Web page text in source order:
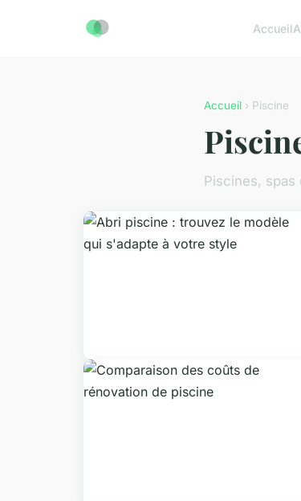
Accueil
Accueil › Piscine
Piscines, spas